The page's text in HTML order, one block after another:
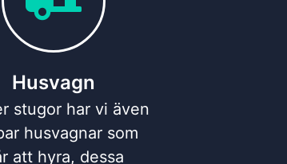
Husvagn
stugor har vi även
husvagnar som
att hyra, dessa